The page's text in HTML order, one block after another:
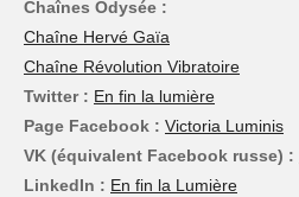
Chaînes Odysée :
Chaîne Hervé Gaïa
Chaîne Révolution Vibratoire
Twitter : En fin la lumière
Page Facebook : Victoria Luminis
VK (équivalent Facebook russe) :
LinkedIn : En fin la Lumière